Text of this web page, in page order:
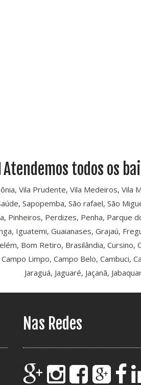
Atendemos todos os
Vila Prudente, Vila Medeiros, Vila
Sapopemba, São rafael, São
Pinheiros, Perdizes, Penha, Parque
Iguatemi, Guaianases, Grajaú,
Bom Retiro, Brasilândia,
Limpo, Campo Belo, Cambuci,
Jaraguá, Jaguaré, Jaçanã,
Nas Redes